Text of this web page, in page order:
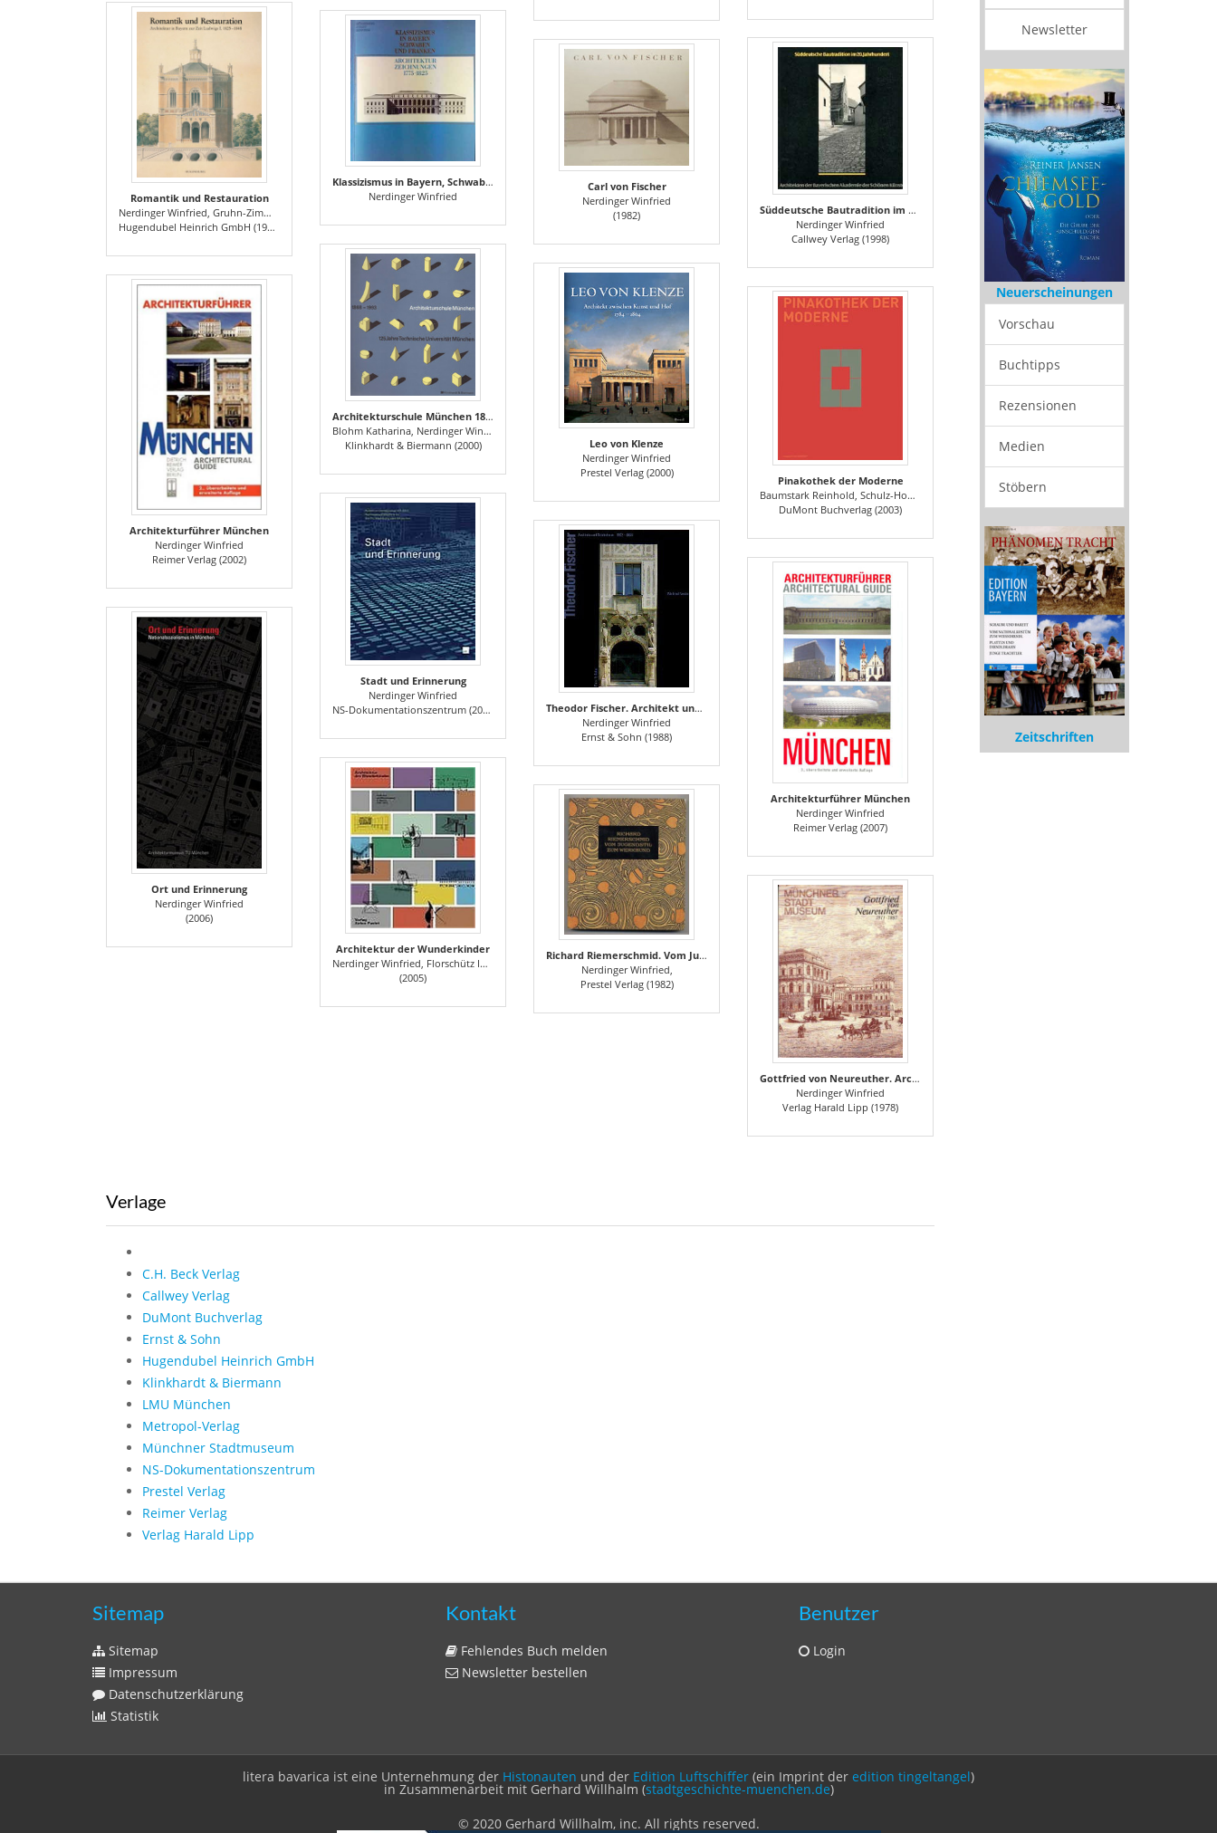
Romantik und Restauration
Nerdinger Winfried, Gruhn-Zimmermann Antonia
Hugendubel Heinrich GmbH (1987)
Klassizismus in Bayern, Schwaben und Franken. Architekturzeichnungen 1775-1825
Nerdinger Winfried
Süddeutsche Bautradition im 20. Jahrhundert
Nerdinger Winfried
Callwey Verlag (1998)
Carl von Fischer
Nerdinger Winfried
(1982)
Architekturschule München 1868 - 1993
Blohm Katharina, Nerdinger Winfried
Klinkhardt & Biermann (2000)
Leo von Klenze
Nerdinger Winfried
Prestel Verlag (2000)
Architekturführer München
Nerdinger Winfried
Reimer Verlag (2002)
Pinakothek der Moderne
Baumstark Reinhold, Schulz-Hoffmann Carla, Nerdinger Winfried, Hufnagel Florian
DuMont Buchverlag (2003)
Stadt und Erinnerung
Nerdinger Winfried
NS-Dokumentationszentrum (2017)
Theodor Fischer. Architekt und Städtebauer
Nerdinger Winfried
Ernst & Sohn (1988)
Architekturführer München
Nerdinger Winfried
Reimer Verlag (2007)
Ort und Erinnerung
Nerdinger Winfried
(2006)
Architektur der Wunderkinder
Nerdinger Winfried, Florschütz Ines
(2005)
Richard Riemerschmid. Vom Jugendstil zum Werkbund
Nerdinger Winfried,
Prestel Verlag (1982)
Gottfried von Neureuther. Architekt der Neorenaissance in Bayern 1811 - 1887
Nerdinger Winfried
Verlag Harald Lipp (1978)
Verlage
C.H. Beck Verlag
Callwey Verlag
DuMont Buchverlag
Ernst & Sohn
Hugendubel Heinrich GmbH
Klinkhardt & Biermann
LMU München
Metropol-Verlag
Münchner Stadtmuseum
NS-Dokumentationszentrum
Prestel Verlag
Reimer Verlag
Verlag Harald Lipp
Newsletter
Neuerscheinungen
Vorschau
Buchtipps
Rezensionen
Medien
Stöbern
Zeitschriften
Sitemap
Sitemap
Impressum
Datenschutzerklärung
Statistik
Kontakt
Fehlendes Buch melden
Newsletter bestellen
Benutzer
Login
litera bavarica ist eine Unternehmung der Histonauten und der Edition Luftschiffer (ein Imprint der edition tingeltangel)
in Zusammenarbeit mit Gerhard Willhalm (stadtgeschichte-muenchen.de)
© 2020 Gerhard Willhalm, inc. All rights reserved.